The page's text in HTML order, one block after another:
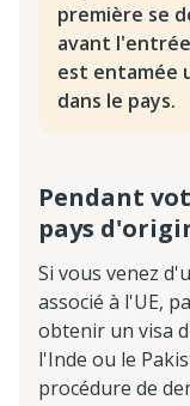
première se
avant
est entamée
dans le pays.
Pendant
pays
Si vous venez
associé à l'UE,
obtenir un visa
l'Inde ou le
procédure de